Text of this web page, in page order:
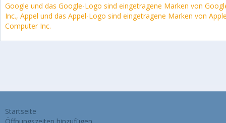
Google und das Google-Logo sind eingetragene Marken von
Inc., Appel und das Appel-Logo sind eingetragene Marken von
Computer Inc.
Startseite
Öffnungszeiten hinzufügen